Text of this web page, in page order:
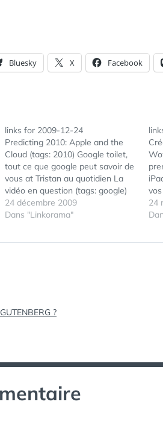
Bluesky X Facebook
links for 2009-12-24
Predicting 2010: Apple and the
Cloud (tags: 2010) Google toilet,
tout ce que google peut savoir de
vous at Tristan au quotidien La
vidéo en question (tags: google)
Les toilettes Google - Standblog
Une vidéo intitulée The Google
24 décembre 2009
Dans "Linkorama"
24
?